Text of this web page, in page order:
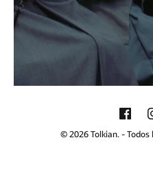
© 2026 Tolkian. -